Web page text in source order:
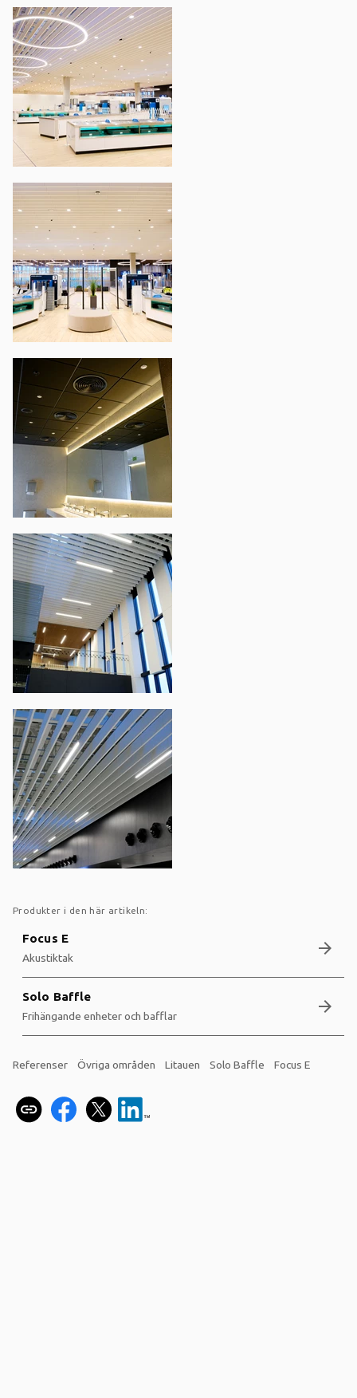
Produkter i den här artikeln:
Focus E
Akustiktak arrow_forward
Solo Baffle
Frihängande enheter och bafflar arrow_forward
Referenser Övriga områden Litauen Solo Baffle Focus E